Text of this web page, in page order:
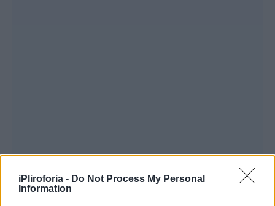
iPliroforia - Do Not Process My Personal
Information